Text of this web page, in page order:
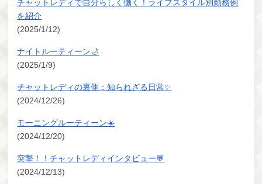
チャットレディで自分らしく働く！ライフスタイル別勤務例
を紹介
(2025/1/12)
ナイトルーティーン🌙
(2025/1/9)
チャットレディの裏側：知られざる日常✨
(2024/12/26)
モーニングルーティーン☀️
(2024/12/20)
突撃！！チャットレディインタビュー💬
(2024/12/13)